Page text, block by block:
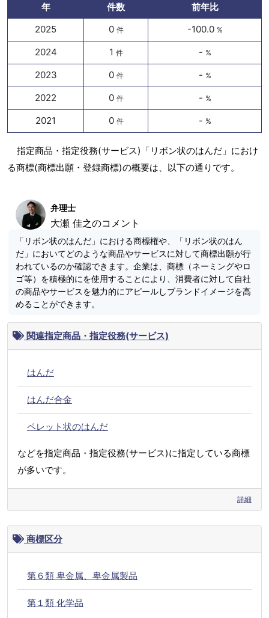
年 件数
前年比
2025
0 件 -100.0 %
2024 1 件 - %
2023 0 件 - %
2022 0 件 - %
2021 0 件 - %
指定商品・指定役務(サービス)「リボン状のはんだ」におけ
る商標(商標出願・登録商標)の概要は、以下の通りです。
弁理士
大瀬 佳之のコメント
「リボン状のはんだ」における商標権や、「リボン状のはん
だ」においてどのような商品やサービスに対して商標出願が行
われているのか確認できます。企業は、商標（ネーミングやロ
ゴ等）を積極的にを使用することにより、消費者に対して自社
の商品やサービスを魅力的にアピールしブランドイメージを高
めることができます。
関連指定商品・指定役務(サービス)
はんだ
はんだ合金
ペレット状のはんだ
などを指定商品・指定役務(サービス)に指定している商標
が多いです。
詳細
商標区分
第６類 卑金属、卑金属製品
第１類 化学品